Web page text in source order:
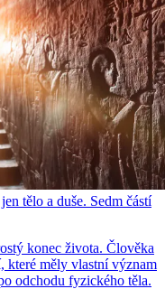
tělo a duše. Sedm částí
konec života. Člověka
které měly vlastní význam
odchodu fyzického těla.